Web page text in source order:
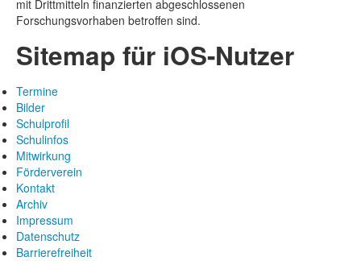
mit Drittmitteln finanzierten abgeschlossenen
Forschungsvorhaben betroffen sind.
Sitemap für iOS-Nutzer
Termine
Bilder
Schulprofil
Schulinfos
Mitwirkung
Förderverein
Kontakt
Archiv
Impressum
Datenschutz
Barrierefreiheit